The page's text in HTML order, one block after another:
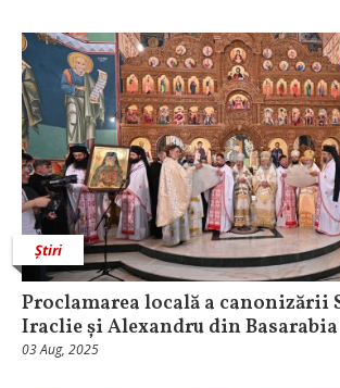
Știri
Proclamarea locală a
Iraclie și Alexandru din Basarabia
03 Aug, 2025